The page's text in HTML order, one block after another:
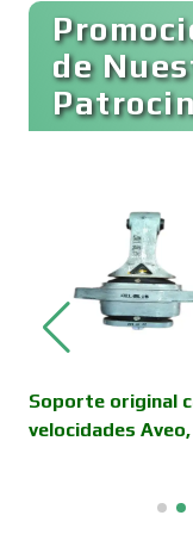
Cámaras
de
Soporte original
velocidades Aveo,